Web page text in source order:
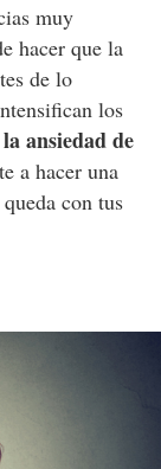
muy
hacer que la
de lo
los
ansiedad de
a hacer una
con tus